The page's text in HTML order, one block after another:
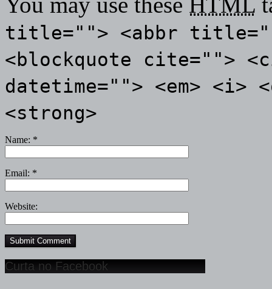
title=""> <abbr
<blockquote cite="">
datetime=""> <em> <i>
<strong>
Name: *
Email: *
Website:
Curta no Facebook